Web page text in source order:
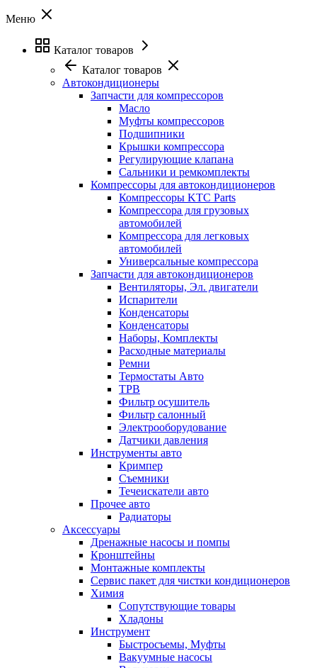
Меню
Каталог товаров
Каталог товаров
Автокондиционеры
Запчасти для компрессоров
Масло
Муфты компрессоров
Подшипники
Крышки компрессора
Регулирующие клапана
Сальники и ремкомплекты
Компрессоры для автокондиционеров
Компрессоры KTC Parts
Компрессора для грузовых
автомобилей
Компрессора для легковых
автомобилей
Универсальные компрессора
Запчасти для автокондиционеров
Вентиляторы, Эл. двигатели
Испарители
Конденсаторы
Конденсаторы
Наборы, Комплекты
Расходные материалы
Ремни
Термостаты Авто
ТРВ
Фильтр осушитель
Фильтр салонный
Электрооборудование
Датчики давления
Инструменты авто
Кримпер
Съемники
Течеискатели авто
Прочее авто
Радиаторы
Аксессуары
Дренажные насосы и помпы
Кронштейны
Монтажные комплекты
Сервис пакет для чистки кондиционеров
Химия
Сопутствующие товары
Хладоны
Инструмент
Быстросъемы, Муфты
Вакуумные насосы